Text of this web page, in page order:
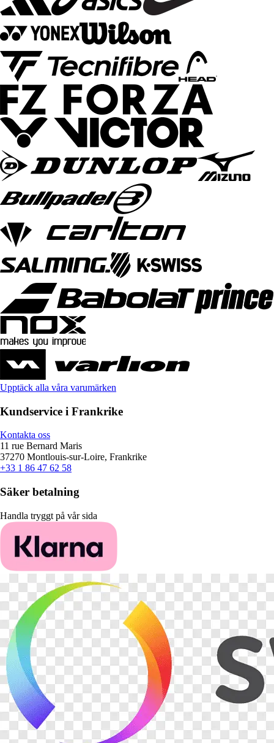
Upptäck alla våra varumärken
Kundservice i Frankrike
Kontakta oss
11 rue Bernard Maris
37270 Montlouis-sur-Loire, Frankrike
+33 1 86 47 62 58
Säker betalning
Handla tryggt på vår sida